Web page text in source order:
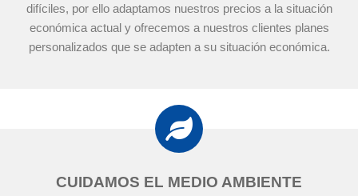
difíciles, por ello adaptamos nuestros precios a la situación
económica actual y ofrecemos a nuestros clientes planes
personalizados que se adapten a su situación económica.
CUIDAMOS EL MEDIO AMBIENTE